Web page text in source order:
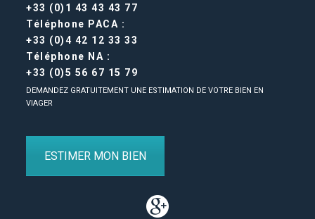
+33 (0)1 43 43 43 77
Téléphone PACA :
+33 (0)4 42 12 33 33
Téléphone NA :
+33 (0)5 56 67 15 79
DEMANDEZ GRATUITEMENT UNE ESTIMATION DE VOTRE BIEN EN
VIAGER
ESTIMER MON BIEN